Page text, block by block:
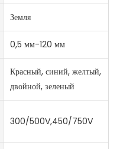
Земля
0,5 мм-120 мм
Красный, синий, желтый,
двойной, зеленый
300/500V,450/750V